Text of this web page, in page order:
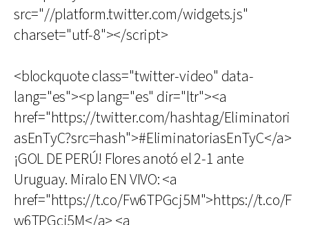
src="//platform.twitter.com/widgets.js"
charset="utf-8"></script>
<blockquote class="twitter-video" data-
lang="es"><p lang="es" dir="ltr"><a
href="https://twitter.com/hashtag/Eliminatori
asEnTyC?src=hash">#EliminatoriasEnTyC</a>
¡GOL DE PERÚ! Flores anotó el 2-1 ante
Uruguay. Miralo EN VIVO: <a
href="https://t.co/Fw6TPGcj5M">https://t.co/F